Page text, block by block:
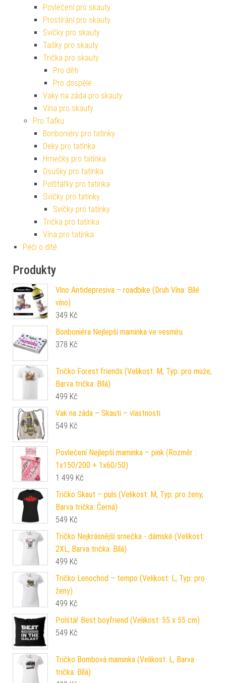
Povlečení pro skauty
Prostírání pro skauty
Svíčky pro skauty
Tašky pro skauty
Trička pro skauty
Pro děti
Pro dospělé
Vaky na záda pro skauty
Vína pro skauty
Pro Taťku
Bonboniéry pro tatínky
Deky pro tatínka
Hrnečky pro tatínka
Osušky pro tatínka
Polštářky pro tatínka
Svíčky pro tatínky
Svíčky pro tatínky
Trička pro tatínka
Vína pro tatínka
Péči o dítě
Produkty
Víno Antidepresiva – roadbike (Druh Vína: Bílé
víno)
349 Kč
Bonboniéra Nejlepší maminka ve vesmíru
378 Kč
Tričko Forest friends (Velikost: M, Typ: pro muže,
Barva trička: Bílá)
499 Kč
Vak na záda – Skauti – vlastnosti
549 Kč
Povlečení Nejlepší maminka – pink (Rozměr :
1x150/200 + 1x60/50)
1 499 Kč
Tričko Skaut – puls (Velikost: M, Typ: pro ženy,
Barva trička: Černá)
549 Kč
Tričko Nejkrásnější srnečka - dámské (Velikost:
2XL, Barva trička: Bílá)
499 Kč
Tričko Lenochod – tempo (Velikost: L, Typ: pro
ženy)
499 Kč
Polštář Best boyfriend (Velikost: 55 x 55 cm)
549 Kč
Tričko Bombová maminka (Velikost: L, Barva
trička: Bílá)